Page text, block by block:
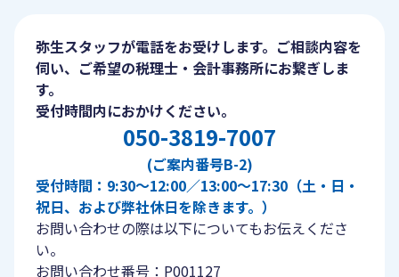
弥生スタッフが電話をお受けします。ご相談内容を
伺い、ご希望の税理士・会計事務所にお繋ぎしま
す。
受付時間内におかけください。
050-3819-7007
(ご案内番号B-2)
受付時間：9:30〜12:00／13:00〜17:30（土・日・
祝日、および弊社休日を除きます。）
お問い合わせの際は以下についてもお伝えくださ
い。
お問い合わせ番号：P001127